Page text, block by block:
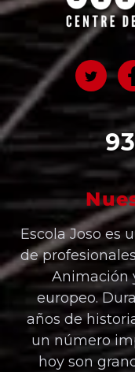
Escola Joso es
de
Animación
europeo.
años de
un número
hoy son